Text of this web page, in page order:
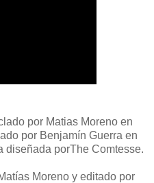
por Matias Moreno en
por Benjamín Guerra en
diseñada porThe Comtesse.
Moreno y editado por